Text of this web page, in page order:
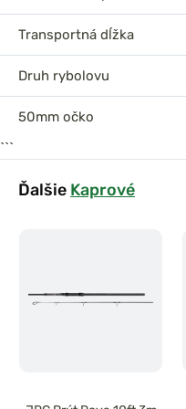
Transportná dĺžka
Druh rybolovu
50mm očko
```
Ďalšie Kaprové